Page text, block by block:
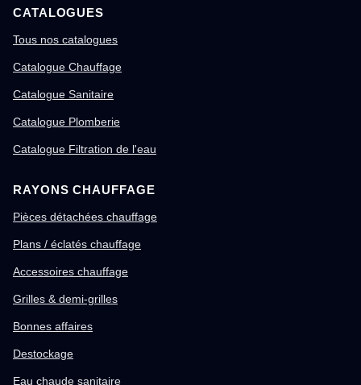
CATALOGUES
Tous nos catalogues
Catalogue Chauffage
Catalogue Sanitaire
Catalogue Plomberie
Catalogue Filtration de l'eau
RAYONS CHAUFFAGE
Pièces détachées chauffage
Plans / éclatés chauffage
Accessoires chauffage
Grilles & demi-grilles
Bonnes affaires
Destockage
Eau chaude sanitaire